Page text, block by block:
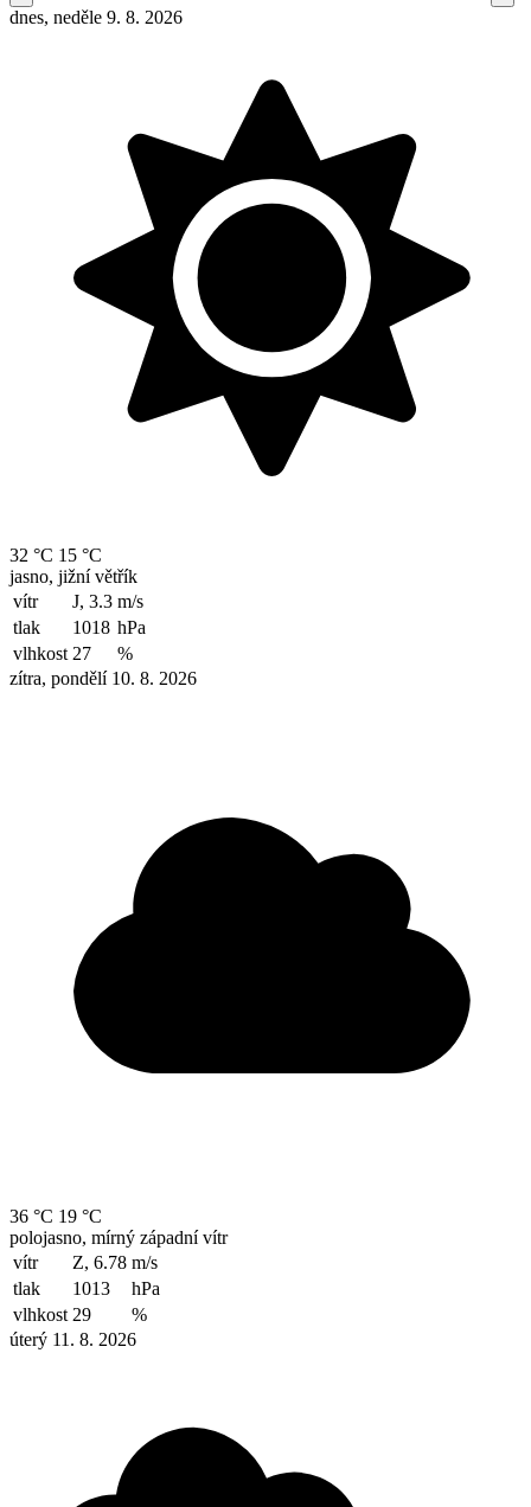
dnes, neděle 9. 8. 2026
32 °C 15 °C
jasno, jižní větřík
vítr
J, 3.3 m/s
tlak
1018 hPa
vlhkost 27
%
zítra, pondělí 10. 8. 2026
36 °C 19 °C
polojasno, mírný západní vítr
vítr
Z, 6.78 m/s
tlak
1013
hPa
vlhkost 29
%
úterý 11. 8. 2026